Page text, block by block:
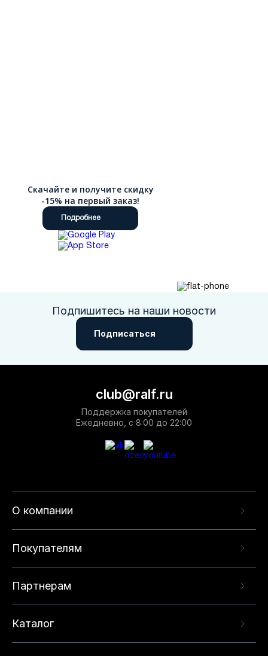
Скачайте и получите скидку
-15% на первый заказ!
Подробнее
Подпишитесь на наши новости
Подписаться
О компании
Покупателям
Партнерам
Каталог
club@ralf.ru
Поддержка покупателей
Ежедневно, с 8:00 до 22:00